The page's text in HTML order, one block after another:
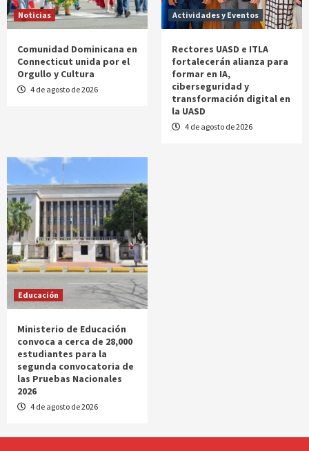
Noticias
Comunidad Dominicana en
Connecticut unida por el
Orgullo y Cultura
4 de agosto de 2026
Actividades y Eventos
Rectores UASD e ITLA
fortalecerán alianza para
formar en IA,
ciberseguridad y
transformación digital en
la UASD
4 de agosto de 2026
Educación
Ministerio de Educación
convoca a cerca de 28,000
estudiantes para la
segunda convocatoria de
las Pruebas Nacionales
2026
4 de agosto de 2026